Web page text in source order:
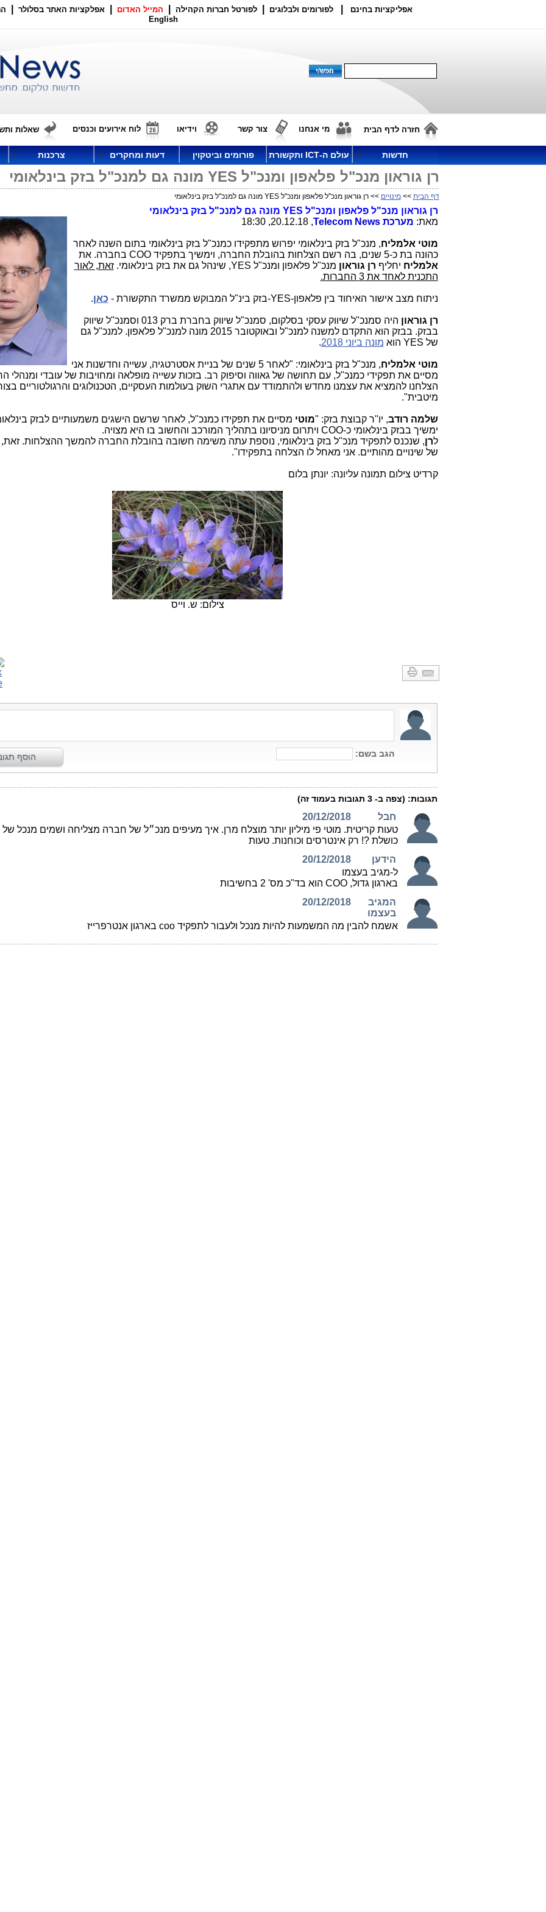
אפליקציות בחינם לפורומים ולבלוגים לפורטל חברות הקהילה המייל האדום אפלקציות האתר בסלולר
English
חזרה לדף הבית מי אנחנו צור קשר וידיאו לוח אירועים וכנסים שאלות
חדשות עולם ה-ICT ותקשורת פורומים וביטקוין דעות ומחקרים צרכנות
רן גוראון מנכ"ל פלאפון ומנכ"ל YES מונה גם למנכ"ל בזק בינלאומי
דף הבית >>מינויים >> רן גוראון מנכ"ל פלאפון ומנכ"ל YES מונה גם למנכ"ל בזק בינלאומי
רן גוראון מנכ"ל פלאפון ומנכ"ל YES מונה גם למנכ"ל בזק בינלאומי
מאת: מערכתTelecom News
, 20.12.18, 18:30
מוטי אלמליח, מנכ"ל בזק בינלאומי יפרוש מתפקידו כמנכ"ל בזק בינלאומי בתום השנה לאחר
כהונה בת כ-5 שנים, בה רשם הצלחות בהובלת החברה, וימשיך בתפקיד
COO בחברה. את
אלמליח יחליף רן גוראון מנכ"ל פלאפון ומנכ"ל YES, שינהל גם את בזק בינלאומי.זאת, לאור
התכנית לאחד את 3 החברות.
ניתוח מצב אישור האיחוד בין פלאפון-YES-בזק בינ"ל המבוקש ממשרד התקשורת - כאן.
רן גוראון
היה סמנכ"ל שיווק עסקי בסלקום, סמנכ"ל שיווק בחברת ברק 013 וסמנכ"ל שיווק
בבזק. בבזק הוא התקדם למשנה למנכ"ל ובאוקטובר 2015 מונה למנכ"ל פלאפון. למנכ"ל גם
של YES הוא מונה ביוני 2018 .
מוטי אלמליח
, מנכ"ל בזק בינלאומי: "לאחר 5 שנים של בניית אסטרטגיה, עשייה וחדשנות אני
מסיים את תפקידי כמנכ"ל, עם תחושה של גאווה וסיפוק רב. בזכות עשייה מופלאה ומחויבות של עובדי ומנהלי
הצלחנו להמציא את עצמנו מחדש ולהתמודד עם אתגרי השוק בעולמות העסקיים, הטכנולוגים והרגולטוריים
מיטבית".
שלמה רודב, יו"ר קבוצת בזק: "מוטי מסיים את תפקידו כמנכ"ל, לאחר שרשם הישגים משמעותיים לבזק
ימשיך בבזק בינלאומי כ-COO ויתרום מניסיונו בתהליך המורכב והחשוב בו היא מצויה.
לרן, שנכנס לתפקיד מנכ"ל בזק בינלאומי, נוספת עתה משימה חשובה בהובלת החברה להמשך ההצלחות.
של שינויים מהותיים. אני מאחל לו הצלחה בתפקידו".
קרדיט צילום תמונה עליונה: יונתן בלום
צילום: ש. וייס